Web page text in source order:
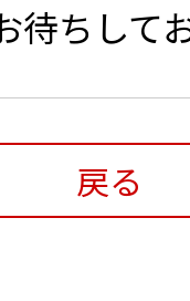
待ちして
戻る